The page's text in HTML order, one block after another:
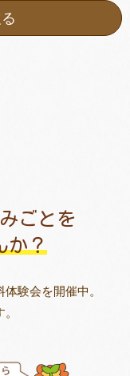
ごとを
か？
験会を開催中。